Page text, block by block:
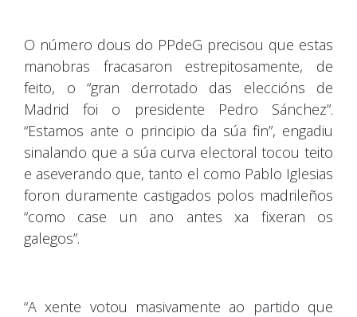
O número dous do PPdeG precisou que estas
manobras fracasaron estrepitosamente, de
feito, o “gran derrotado das eleccións de
Madrid foi o presidente Pedro Sánchez”.
“Estamos ante o principio da súa fin”, engadiu
sinalando que a súa curva electoral tocou teito
e aseverando que, tanto el como Pablo Iglesias
foron duramente castigados polos madrileños
“como case un ano antes xa fixeran os
galegos”.
“A xente votou masivamente ao partido que